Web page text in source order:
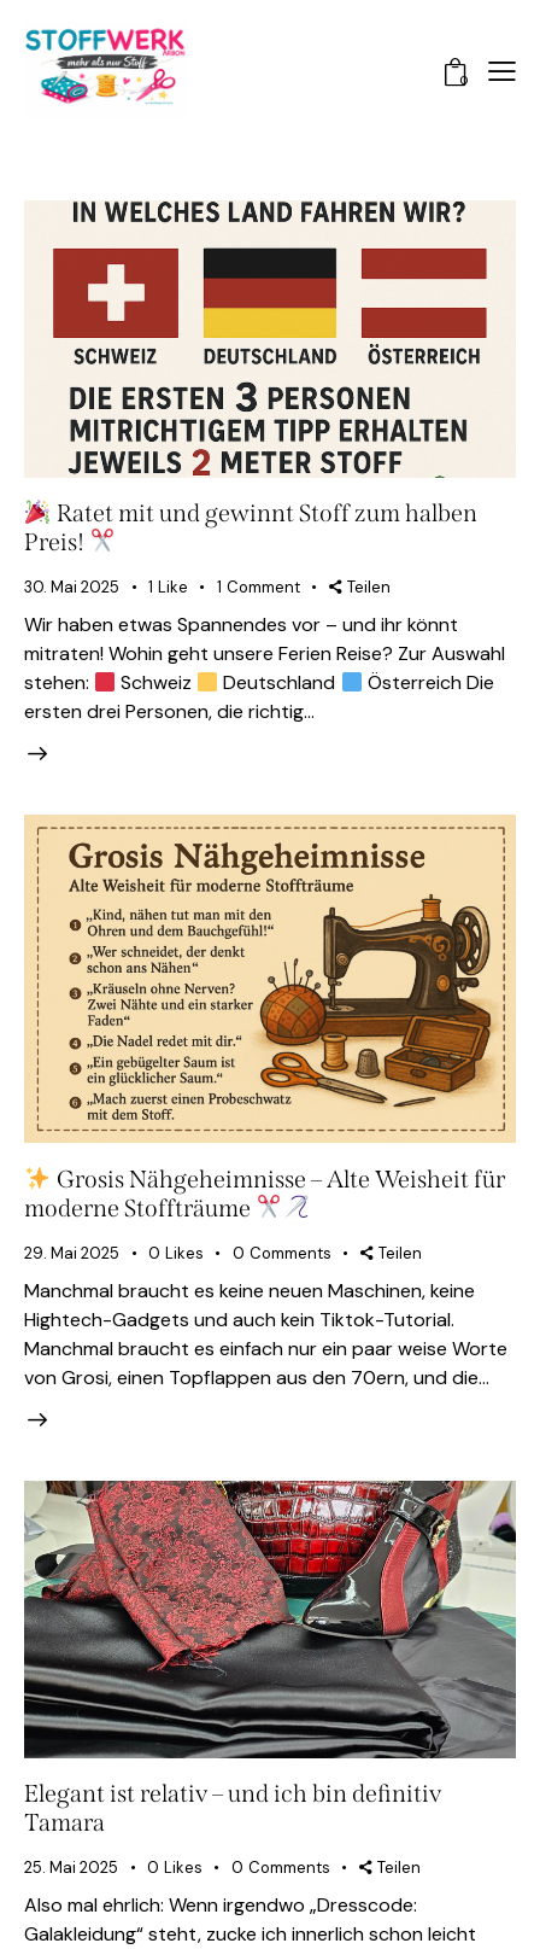
0
Ratet mit und gewinnt Stoff zum halben
Preis!
30. Mai 2025 1 Like 1 Comment Teilen
Wir haben etwas Spannendes vor – und ihr könnt
mitraten! Wohin geht unsere Ferien Reise? Zur Auswahl
stehen:
Schweiz Deutschland
Österreich Die
ersten drei Personen, die richtig…
Grosis Nähgeheimnisse – Alte Weisheit für
moderne Stoffträume
29. Mai 2025 0 Likes 0 Comments Teilen
Manchmal braucht es keine neuen Maschinen, keine
Hightech-Gadgets und auch kein Tiktok-Tutorial.
Manchmal braucht es einfach nur ein paar weise Worte
von Grosi, einen Topflappen aus den 70ern, und die…
Elegant ist relativ – und ich bin definitiv
Tamara
25. Mai 2025 0 Likes 0 Comments Teilen
Also mal ehrlich: Wenn irgendwo „Dresscode:
Galakleidung“ steht, zucke ich innerlich schon leicht